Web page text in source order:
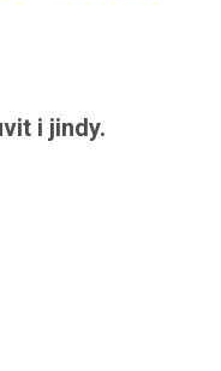
i jindy.